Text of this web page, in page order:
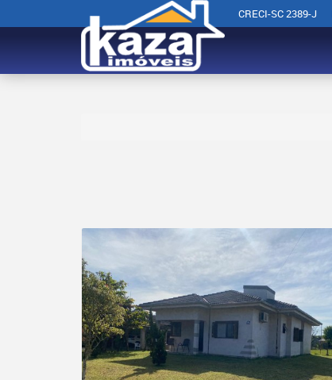
CRECI-SC 2389-J